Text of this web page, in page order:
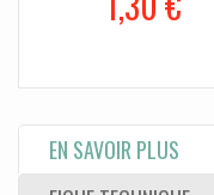
EN SAVOIR PLUS